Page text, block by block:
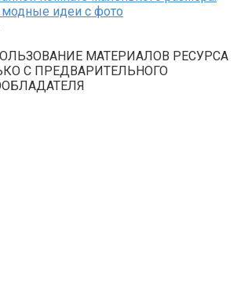
идеи с фото
МАТЕРИАЛОВ РЕСУРСА
С ПРЕДВАРИТЕЛЬНОГО